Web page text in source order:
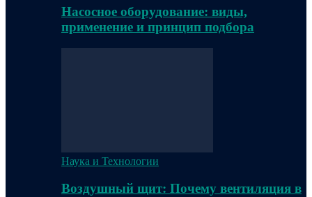
Насосное оборудование: виды,
применение и принцип подбора
Наука и Технологии
Воздушный щит: Почему вентиляция в